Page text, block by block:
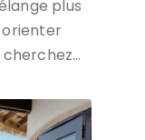
plus
orienter